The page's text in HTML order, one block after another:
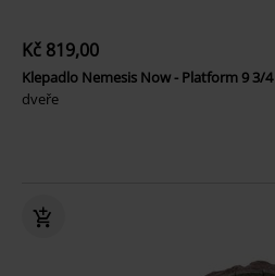
Kč 819,00
Klepadlo Nemesis Now - Platform 9 3/4
dveře